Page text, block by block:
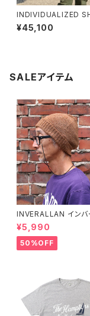
INDIVIDUALIZED
ンディビジュアライズ
ntage Linen Camp
¥45,100
SALEアイテム
INVERALLAN インバ
00%ピュアウール ニッ
プ 全8色
¥5,990
50%OFF